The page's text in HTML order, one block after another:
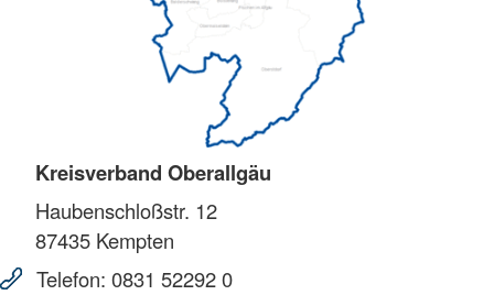
Kreisverband Oberallgäu
Haubenschloßstr. 12
87435 Kempten
Telefon: 0831 52292 0